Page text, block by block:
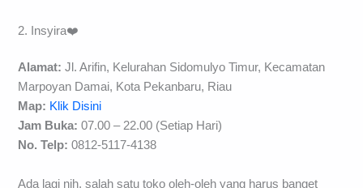
2. Insyira❤️
Alamat:Jl. Arifin, Kelurahan Sidomulyo Timur, Kecamatan
Marpoyan Damai, Kota Pekanbaru, Riau
Map: Klik Disini
Jam Buka:07.00 – 22.00 (Setiap Hari)
No. Telp:0812-5117-4138
Ada lagi nih, salah satu toko oleh-oleh yang harus banget